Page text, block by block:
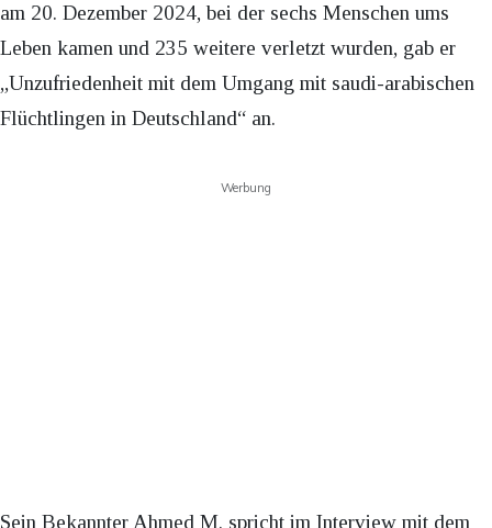
am 20. Dezember 2024, bei der sechs Menschen ums
Leben kamen und 235 weitere verletzt wurden, gab er
„Unzufriedenheit mit dem Umgang mit saudi-arabischen
Flüchtlingen in Deutschland“ an.
Werbung
Sein Bekannter Ahmed M. spricht im Interview mit dem